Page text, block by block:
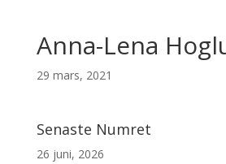
Anna-Lena
29 mars, 2021
Senaste Numret
26 juni, 2026